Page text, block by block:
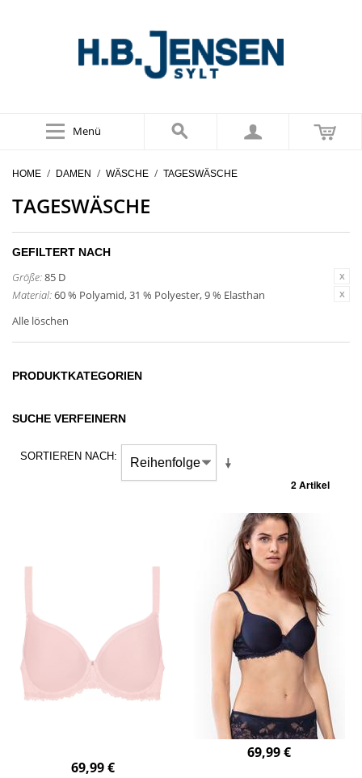
Menü
HOME / DAMEN / WÄSCHE / TAGESWÄSCHE
TAGESWÄSCHE
GEFILTERT NACH
Größe:85 D
Material:60 % Polyamid, 31 % Polyester, 9 % Elasthan
Alle löschen
PRODUKTKATEGORIEN
SUCHE VERFEINERN
SORTIEREN NACH
2 Artikel
69,99 €
69,99 €